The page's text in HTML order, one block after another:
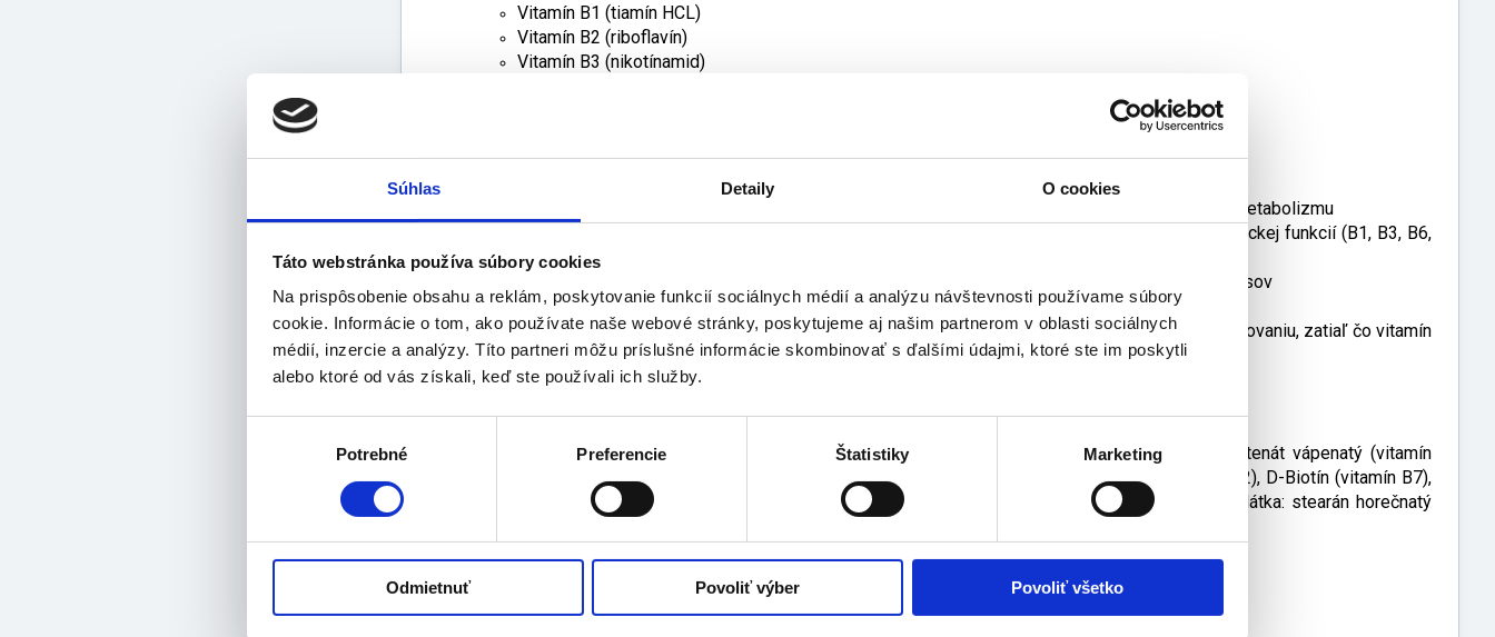
Súhlas Detaily O cookies
Táto webstránka používa súbory cookies
Na prispôsobenie obsahu a reklám, poskytovanie funkcií sociálnych médií a analýzu návštevnosti používame súbory
cookie. Informácie o tom, ako používate naše webové stránky, poskytujeme aj našim partnerom v oblasti sociálnych
médií, inzercie a analýzy. Títo partneri môžu príslušné informácie skombinovať s ďalšími údajmi, ktoré ste im poskytli
alebo ktoré od vás získali, keď ste používali ich služby.
Potrebné Preferencie Štatistiky Marketing
Odmietnuť Povoliť výber Povoliť všetko
Vitamín B1 (tiamín HCL)
Vitamín B2 (riboflavín)
Vitamín B3 (nikotínamid)
Vitamín B9 (kyselina pteroylmonoglutámová)
Vitamín B12 (metylkobalamín)
takmer všetky obsiahnuté vitamíny (okrem B9) prispievajú k správnemu fungovaniu energetického metabolizmu
dôležité je aj ich napomáhanie funkciám nervového systému (B1, B2, B3, B6, B7, B12) a psychologickej funkcií (B1, B3, B6,
B7, B12), pričom vitamín B5 prispieva aj k normálnej mentálnej výkonnosti
vitamíny B2, B3 a B7 prispievajú k údržbe sliznice a kože, pričom vitamín B7 napomáha aj údržbe vlasov
vitamíny B2, B3, B5, B6 a B12 prispievajú k znižovaniu únavy a vyčerpanosti
vitamíny skupiny B sú dôležité aj pre červené krvinky, keďže vitamíny B6 a B12 prispievajú ich formovaniu, zatiaľ čo vitamín
B2 prispieva k ich údržbe
vitamín B2 taktiež prispieva k správnemu fungovaniu metabolizmu železa
objemové činidlá: mikrokryštalická celulóza, maltodextrín; nikotínamid (vitamín B3), D-pantotenát vápenatý (vitamín
B5), pyridoxín hydrochlorid (vitamín B6), tiamín hydrochlorid (vitamín B1), riboflavín (vitamín B2), D-Biotín (vitamín B7),
kyselina pteroylmonoglutámová (vitamín B9), metylkobalamín (vitamín B12), protihrudkujúca látka: stearán horečnatý
užívajte 1 tabletu denne a zapite dostatočným množstvom vody.